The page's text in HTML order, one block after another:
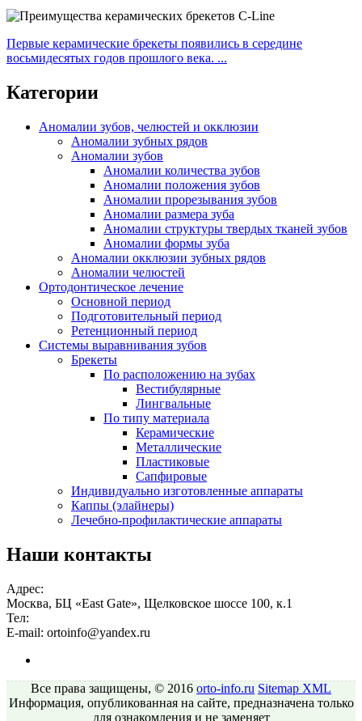
Первые керамические брекеты появились в середине
восьмидесятых годов прошлого века. ...
Категории
Аномалии зубов, челюстей и окклюзии
Аномалии зубных рядов
Аномалии зубов
Аномалии количества зубов
Аномалии положения зубов
Аномалии прорезывания зубов
Аномалии размера зуба
Аномалии структуры твердых тканей зубов
Аномалии формы зуба
Аномалии окклюзии зубных рядов
Аномалии челюстей
Ортодонтическое лечение
Основной период
Подготовительный период
Ретенционный период
Системы выравнивания зубов
Брекеты
По расположению на зубах
Вестибулярные
Лингвальные
По типу материала
Керамические
Металлические
Пластиковые
Сапфировые
Индивидуально изготовленные аппараты
Каппы (элайнеры)
Лечебно-профилактические аппараты
Наши контакты
Адрес:
Москва, БЦ «East Gate», Щелковское шоссе 100, к.1
Тел:
E-mail: ortoinfo@yandex.ru
Все права защищены, © 2016 orto-info.ru Sitemap XML
Информация, опубликованная на сайте, предназначена только
для ознакомления и не заменяет